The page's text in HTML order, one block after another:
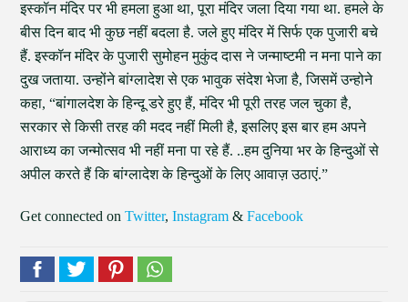
इस्कॉन मंदिर पर भी हमला हुआ था, पूरा मंदिर जला दिया गया था. हमले के
बीस दिन बाद भी कुछ नहीं बदला है. जले हुए मंदिर में सिर्फ एक पुजारी बचे
हैं. इस्कॉन मंदिर के पुजारी सुमोहन मुकुंद दास ने जन्माष्टमी न मना पाने का
दुख जताया. उन्होंने बांग्लादेश से एक भावुक संदेश भेजा है, जिसमें उन्होने
कहा, “बांगालदेश के हिन्दू डरे हुए हैं, मंदिर भी पूरी तरह जल चुका है,
सरकार से किसी तरह की मदद नहीं मिली है, इसलिए इस बार हम अपने
आराध्य का जन्मोत्सव भी नहीं मना पा रहे हैं. ..हम दुनिया भर के हिन्दुओं से
अपील करते हैं कि बांग्लादेश के हिन्दुओं के लिए आवाज़ उठाएं.”
Get connected onTwitter,Instagram &Facebook